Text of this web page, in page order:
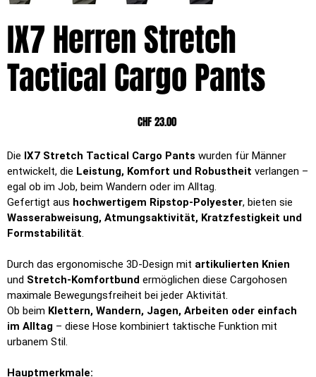
IX7 Herren Stretch
Tactical Cargo Pants
Preis
CHF 23.00
Die IX7 Stretch Tactical Cargo Pants wurden für Männer
entwickelt, die Leistung, Komfort und Robustheit verlangen –
egal ob im Job, beim Wandern oder im Alltag.
Gefertigt aus hochwertigem Ripstop-Polyester, bieten sie
Wasserabweisung, Atmungsaktivität, Kratzfestigkeit und
Formstabilität.
Durch das ergonomische 3D-Design mit artikulierten Knien
und Stretch-Komfortbund ermöglichen diese Cargohosen
maximale Bewegungsfreiheit bei jeder Aktivität.
Ob beim Klettern, Wandern, Jagen, Arbeiten oder einfach
im Alltag – diese Hose kombiniert taktische Funktion mit
urbanem Stil.
Hauptmerkmale: